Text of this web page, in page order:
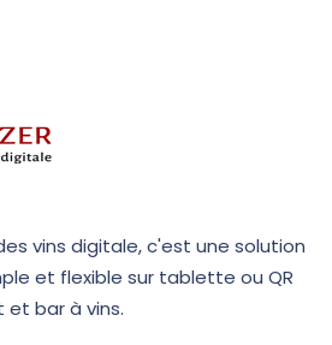
vins digitale, c'est une solution
et flexible sur tablette ou QR
bar à vins.